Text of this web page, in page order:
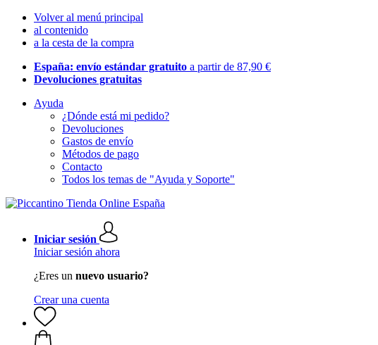
Volver al menú principal
al contenido
a la cesta de la compra
España: envío estándar gratuito a partir de 87,90 €
Devoluciones gratuitas
Ayuda
¿Dónde está mi pedido?
Devoluciones
Gastos de envío
Métodos de pago
Contacto
Todos los temas de "Ayuda y Soporte"
Iniciar sesión
Iniciar sesión ahora
¿Eres un nuevo usuario?
Crear una cuenta